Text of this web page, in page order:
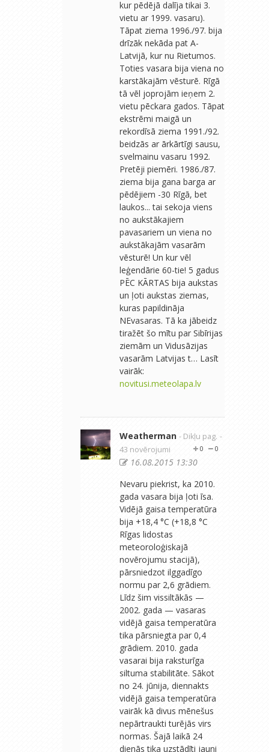
kur pēdējā dalīja tikai 3.
vietu ar 1999. vasaru).
Tāpat ziema 1996./97. bija
drīzāk nekāda pat A-
Latvijā, kur nu Rietumos.
Toties vasara bija viena no
karstākajām vēsturē. Rīgā
tā vēl joprojām ieņem 2.
vietu pēckara gados. Tāpat
ekstrēmi maigā un
rekordīsā ziema 1991./92.
beidzās ar ārkārtīgi sausu,
svelmainu vasaru 1992.
Pretēji piemēri. 1986./87.
ziema bija gana barga ar
pēdējiem -30 Rīgā, bet
laukos... tai sekoja viens
no aukstākajiem
pavasariem un viena no
aukstākajām vasarām
vēsturē! Un kur vēl
leģendārie 60-tie! 5 gadus
PĒC KĀRTAS bija aukstas
un ļoti aukstas ziemas,
kuras papildināja
NEvasaras. Tā ka jābeidz
tiražēt šo mītu par Sibīrijas
ziemām un Vidusāzijas
vasarām Latvijas t… Lasīt
vairāk:
novitusi.meteolapa.lv
Weatherman - Dikļu pag. -
43 novērojumi
0
0
16.08.2015 13:30
Nevaru piekrist, ka 2010.
gada vasara bija ļoti īsa.
Vidējā gaisa temperatūra
bija +18,4 °C (+18,8 °C
Rīgas lidostas
meteoroloģiskajā
novērojumu stacijā),
pārsniedzot ilggadīgo
normu par 2,6 grādiem.
Līdz šim vissiltākās —
2002. gada — vasaras
vidējā gaisa temperatūra
tika pārsniegta par 0,4
grādiem. 2010. gada
vasarai bija raksturīga
siltuma stabilitāte. Sākot
no 24. jūnija, diennakts
vidējā gaisa temperatūra
vairāk kā divus mēnešus
nepārtraukti turējās virs
normas. Šajā laikā 24
dienās tika uzstādīti jauni